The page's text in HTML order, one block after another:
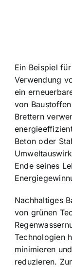
Ein Beispiel
Verwendung
ein
von
Brettern
Beton oder
Ende seines
Nachhaltiges
von grünen
Technologien
minimieren
reduzieren.